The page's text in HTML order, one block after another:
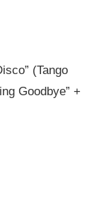
(Tango
Goodbye” +